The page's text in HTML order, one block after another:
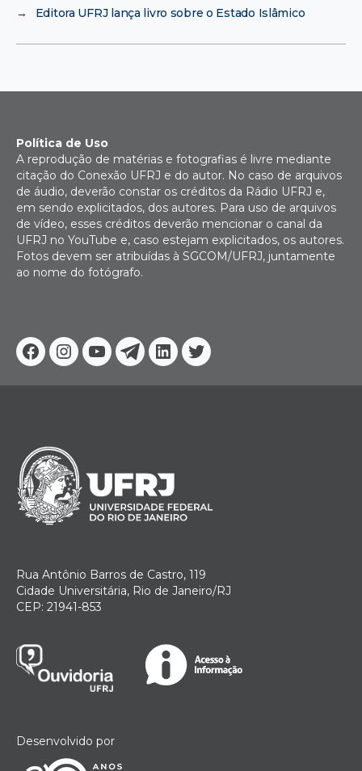
→
Editora UFRJ lança livro sobre o Estado Islâmico
Facebook
Instagram
YoutubeTelegram
Linkedin
Twitter
Política de Uso
A reprodução de matérias e fotografias é livre mediante
citação do Conexão UFRJ e do autor. No caso de arquivos
de áudio, deverão constar os créditos da Rádio UFRJ e,
em sendo explicitados, dos autores. Para uso de arquivos
de vídeo, esses créditos deverão mencionar o canal da
UFRJ no YouTube e, caso estejam explicitados, os autores.
Fotos devem ser atribuídas à SGCOM/UFRJ, juntamente
ao nome do fotógrafo.
Rua Antônio Barros de Castro, 119
Cidade Universitária, Rio de Janeiro/RJ
CEP: 21941-853
Desenvolvido por